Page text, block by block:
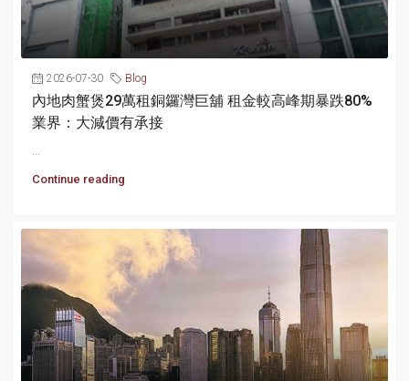
2026-07-30 Blog
內地肉蟹煲29萬租銅鑼灣巨舖 租金較高峰期暴跌80%
業界：大減價有承接
Continue reading